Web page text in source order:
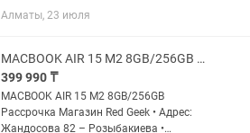
дома, внешне как новый. Никогда не
Алматы, 23 июля
MACBOOK AIR 15 M2 8GB/256GB Рассрочка Магазин Red Geek
399 990 ₸
MACBOOK AIR 15 M2 8GB/256GB
Рассрочка Магазин Red Geek • Адрес:
Жандосова 82 – Розыбакиева •